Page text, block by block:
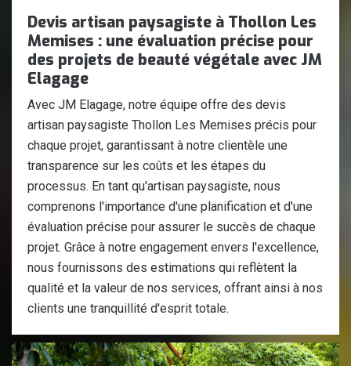
Devis artisan paysagiste à Thollon Les
Memises : une évaluation précise pour
des projets de beauté végétale avec JM
Elagage
Avec JM Elagage, notre équipe offre des devis
artisan paysagiste Thollon Les Memises précis pour
chaque projet, garantissant à notre clientèle une
transparence sur les coûts et les étapes du
processus. En tant qu'artisan paysagiste, nous
comprenons l'importance d'une planification et d'une
évaluation précise pour assurer le succès de chaque
projet. Grâce à notre engagement envers l'excellence,
nous fournissons des estimations qui reflètent la
qualité et la valeur de nos services, offrant ainsi à nos
clients une tranquillité d'esprit totale.